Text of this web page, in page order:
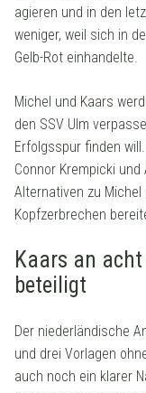
agieren und in den
weniger, weil sich in
Gelb-Rot einhandelte.
Michel und Kaars
den SSV Ulm
Erfolgsspur finden
Connor Krempicki und
Alternativen zu Michel
Kopfzerbrechen
Kaars an
beteiligt
Der niederländische
und drei Vorlagen
auch noch ein klarer